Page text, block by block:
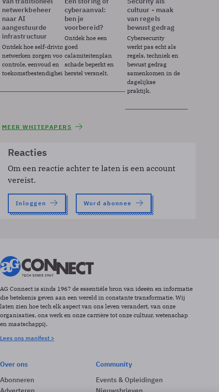
netwerkbeheer
naar AI
aangestuurde
infrastructuur
Ontdek hoe self-driving
netwerken zorgen voor
controle, eenvoud en
toekomstbestendigheid.
cyberaanval:
ben je
voorbereid?
Ontdek hoe een
goed
calamiteitenplan
schade beperkt en
herstel versnelt.
cultuur - maak
van regels
bewust gedrag
Cybersecurity
werkt pas echt als
regels, techniek en
bewust gedrag
samenkomen in de
dagelijkse
praktijk.
MEER WHITEPAPERS
Reacties
Om een reactie achter te laten is een account
vereist.
Inloggen Word abonnee
AG Connect is sinds 1967 de essentiële bron van ideeën en informatie
die betekenis geven aan een wereld in constante transformatie. Wij
laten zien hoe tech elk aspect van ons leven verandert, van onze
organisaties, ons werk en onze carrière tot onze cultuur, wetenschap
en maatschappij.
Lees ons manifest >
Over ons
Abonneren
Community
Events & Opleidingen